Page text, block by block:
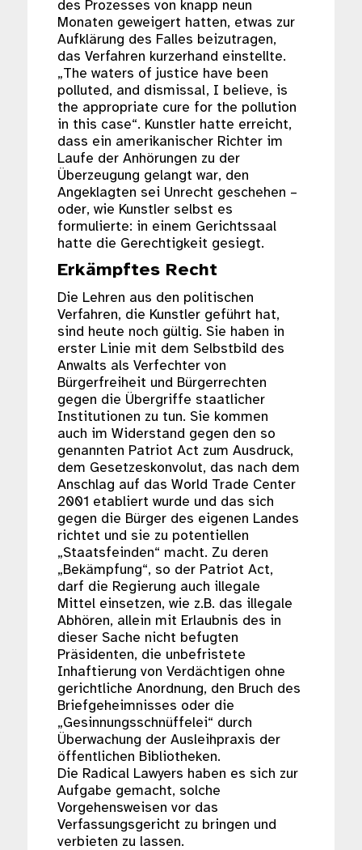
des Prozesses von knapp neun
Monaten geweigert hatten, etwas zur
Aufklärung des Falles beizutragen,
das Verfahren kurzerhand einstellte.
„The waters of justice have been
polluted, and dismissal, I believe, is
the appropriate cure for the pollution
in this case“. Kunstler hatte erreicht,
dass ein amerikanischer Richter im
Laufe der Anhörungen zu der
Überzeugung gelangt war, den
Angeklagten sei Unrecht geschehen –
oder, wie Kunstler selbst es
formulierte: in einem Gerichtssaal
hatte die Gerechtigkeit gesiegt.
Erkämpftes Recht
Die Lehren aus den politischen
Verfahren, die Kunstler geführt hat,
sind heute noch gültig. Sie haben in
erster Linie mit dem Selbstbild des
Anwalts als Verfechter von
Bürgerfreiheit und Bürgerrechten
gegen die Übergriffe staatlicher
Institutionen zu tun. Sie kommen
auch im Widerstand gegen den so
genannten Patriot Act zum Ausdruck,
dem Gesetzeskonvolut, das nach dem
Anschlag auf das World Trade Center
2001 etabliert wurde und das sich
gegen die Bürger des eigenen Landes
richtet und sie zu potentiellen
„Staatsfeinden“ macht. Zu deren
„Bekämpfung“, so der Patriot Act,
darf die Regierung auch illegale
Mittel einsetzen, wie z.B. das illegale
Abhören, allein mit Erlaubnis des in
dieser Sache nicht befugten
Präsidenten, die unbefristete
Inhaftierung von Verdächtigen ohne
gerichtliche Anordnung, den Bruch des
Briefgeheimnisses oder die
„Gesinnungsschnüffelei“ durch
Überwachung der Ausleihpraxis der
öffentlichen Bibliotheken.
Die Radical Lawyers haben es sich zur
Aufgabe gemacht, solche
Vorgehensweisen vor das
Verfassungsgericht zu bringen und
verbieten zu lassen.